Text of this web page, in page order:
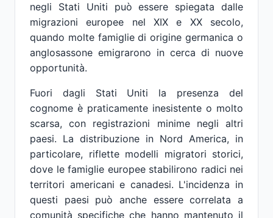
negli Stati Uniti può essere spiegata dalle
migrazioni europee nel XIX e XX secolo,
quando molte famiglie di origine germanica o
anglosassone emigrarono in cerca di nuove
opportunità.
Fuori dagli Stati Uniti la presenza del
cognome è praticamente inesistente o molto
scarsa, con registrazioni minime negli altri
paesi. La distribuzione in Nord America, in
particolare, riflette modelli migratori storici,
dove le famiglie europee stabilirono radici nei
territori americani e canadesi. L'incidenza in
questi paesi può anche essere correlata a
comunità specifiche che hanno mantenuto il